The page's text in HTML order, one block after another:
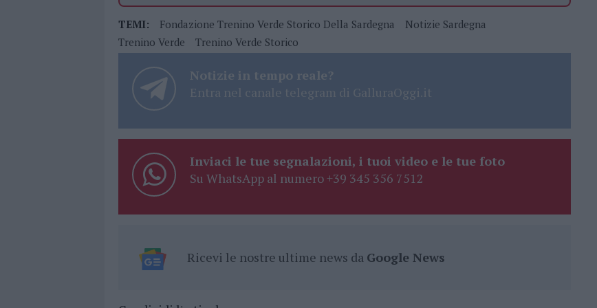
TEMI: Fondazione Trenino Verde Storico Della Sardegna
Notizie Sardegna
Trenino Verde
Trenino Verde Storico
Notizie in tempo reale?
Entra nel canale telegram di GalluraOggi.it
Inviaci le tue segnalazioni, i tuoi video e le tue foto
Su WhatsApp al numero +39 345 356 7512
Ricevi le nostre ultime news da Google News